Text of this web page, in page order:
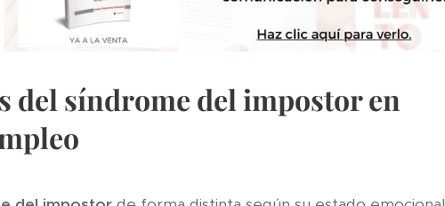
del síndrome del impostor en